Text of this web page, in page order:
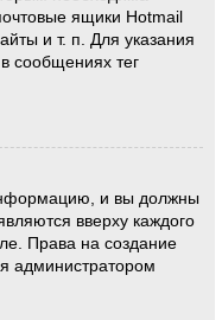
ящики Hotmail
и т. п. Для указания
сообщениях тег
и вы должны
вверху каждого
Права на создание
администратором